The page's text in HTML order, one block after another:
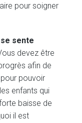
pour soigner
sente
devez être
afin de
pouvoir
enfants qui
baisse de
il est